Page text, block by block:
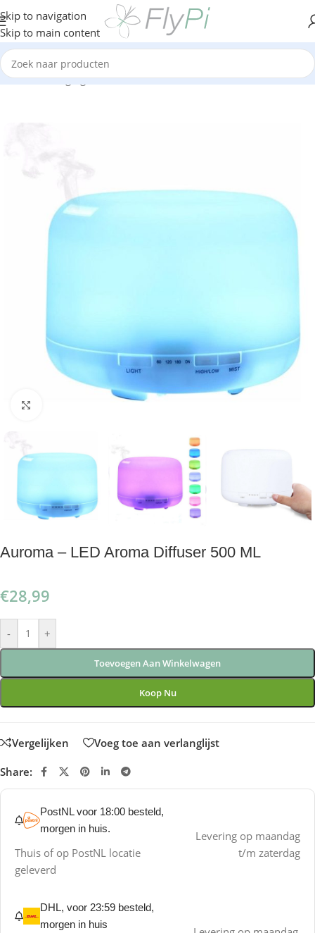
Skip to navigation
Skip to main content
Home/Verzorging
Klik om te vergroten
Auroma – LED Aroma Diffuser 500 ML
€28,99
- +
Toevoegen Aan Winkelwagen
Koop Nu
Vergelijken Voeg toe aan verlanglijst
Share:
PostNL voor 18:00 besteld,
morgen in huis.
Thuis of op PostNL locatie
geleverd
Levering op maandag
t/m zaterdag
DHL, voor 23:59 besteld,
morgen in huis